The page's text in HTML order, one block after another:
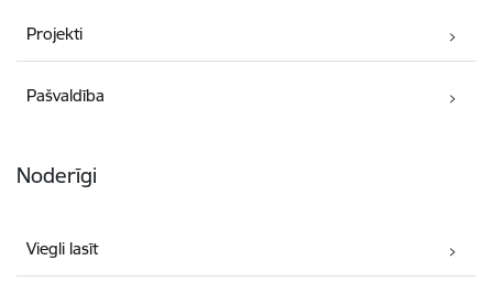
Projekti
Pašvaldība
Noderīgi
Viegli lasīt